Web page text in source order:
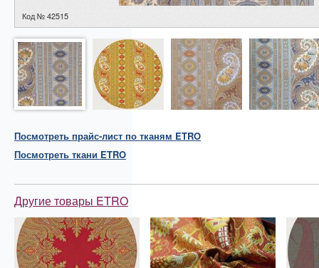
Код № 42515
Посмотреть прайс-лист по тканям ETRO
Посмотреть ткани ETRO
Другие товары ETRO